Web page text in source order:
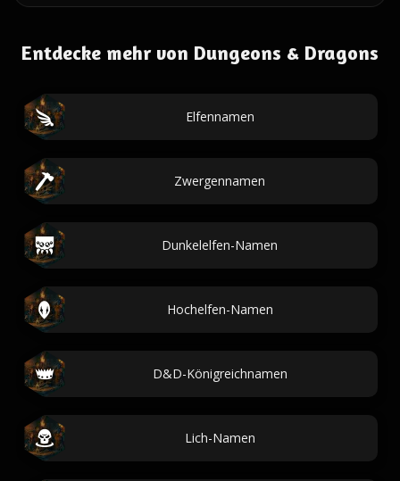
Entdecke mehr von Dungeons & Dragons
Elfennamen
Zwergennamen
Dunkelelfen-Namen
Hochelfen-Namen
D&D-Königreichnamen
Lich-Namen